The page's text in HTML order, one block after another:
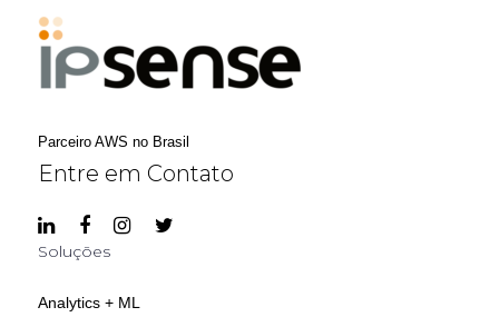
Parceiro AWS no Brasil
Entre em Contato
Soluções
Analytics + ML